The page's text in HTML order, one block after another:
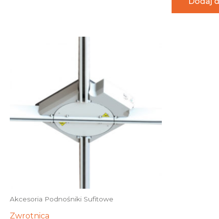
Akcesoria Podnośniki Sufitowe
Zwrotnica